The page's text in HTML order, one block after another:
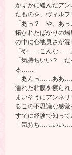
かすかに緩んだア
たものを、ヴィルフ
「あっ？ や、あ
拓かれたばかりの
の中に心地良さが混
「や……こんな……
「気持ちいい？
る……」
「あんっ……ああ
濡れた粘膜を擦ら
まいそうにアンネ
るこの不思議な感
すでに経験で知って
「気持ち……いい